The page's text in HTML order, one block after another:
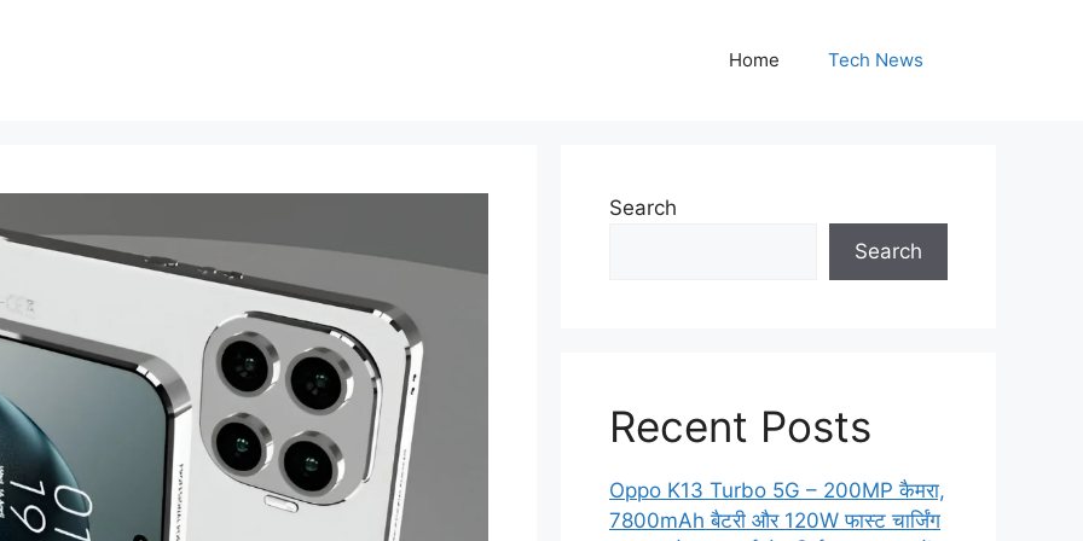
Home Tech News
Search
Search
Recent Posts
Oppo K13 Turbo 5G – 200MP कैमरा,
7800mAh बैटरी और 120W फास्ट चार्जिंग